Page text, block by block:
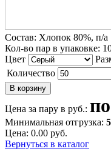
Состав: Хлопок 80%, п/а
Кол-во пар в упаковке:
Цвет
Количество
Цена за пару в руб.:
Минимальная отгрузка:
Цена: 0.00 pуб.
Вернуться в каталог